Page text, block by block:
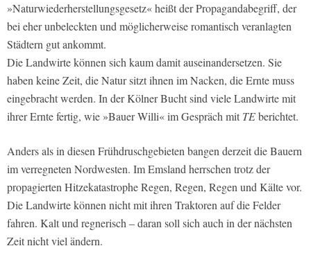
»Naturwiederherstellungsgesetz« heißt der Propagandabegriff, der
bei eher unbeleckten und möglicherweise romantisch veranlagten
Städtern gut ankommt.
Die Landwirte können sich kaum damit auseinandersetzen. Sie
haben keine Zeit, die Natur sitzt ihnen im Nacken, die Ernte muss
eingebracht werden. In der Kölner Bucht sind viele Landwirte mit
ihrer Ernte fertig, wie »Bauer Willi« im Gespräch mit TEberichtet.
Anders als in diesen Frühdruschgebieten bangen derzeit die Bauern
im verregneten Nordwesten. Im Emsland herrschen trotz der
propagierten Hitzekatastrophe Regen, Regen, Regen und Kälte vor.
Die Landwirte können nicht mit ihren Traktoren auf die Felder
fahren. Kalt und regnerisch – daran soll sich auch in der nächsten
Zeit nicht viel ändern.